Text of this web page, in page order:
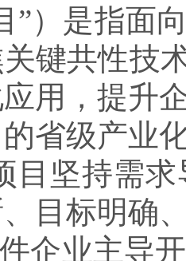
”）是指面
键共性技
用，提升
省级产业
目坚持需
目标明确
企业主导